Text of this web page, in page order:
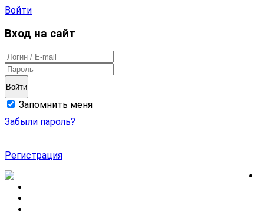
Войти
Вход на сайт
Войти
Запомнить меня
Забыли пароль?
Регистрация